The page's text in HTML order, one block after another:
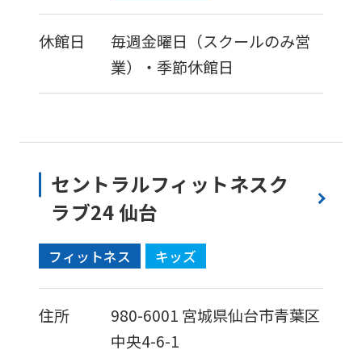
休館日
毎週金曜日（スクールのみ営
業）・季節休館日
セントラルフィットネスク
ラブ24 仙台
フィットネス キッズ
住所 980-6001 宮城県仙台市青葉区
中央4-6-1